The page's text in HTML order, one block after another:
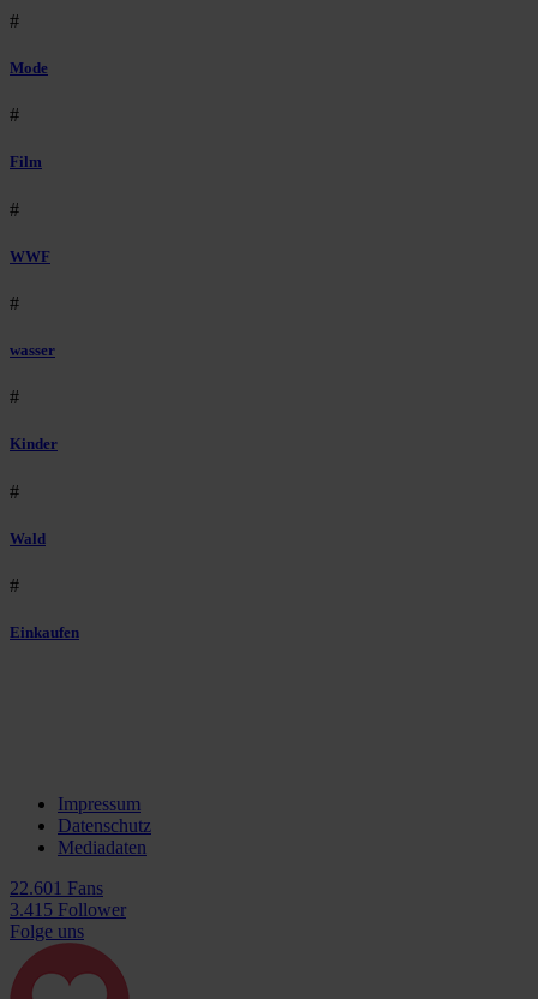
#
Mode
#
Film
#
WWF
#
wasser
#
Kinder
#
Wald
#
Einkaufen
Impressum
Datenschutz
Mediadaten
22.601 Fans
3.415 Follower
Folge uns